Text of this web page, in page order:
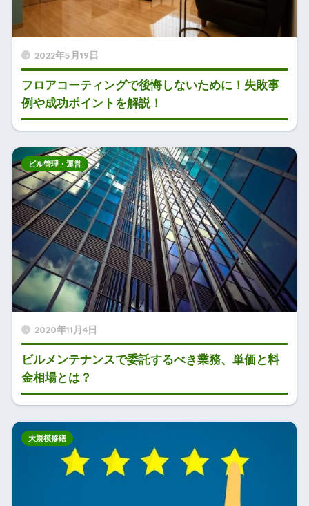
2022年5月19日
フロアコーティングで後悔しないために！失敗事
例や成功ポイントを解説！
2020年11月4日
ビルメンテナンスで委託するべき業務、単価と料
金相場とは？
ビル管理・運営
大規模修繕